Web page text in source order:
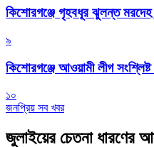
কিশোরগঞ্জে গৃহবধূর ঝুলন্ত মরদেহ
৯
কিশোরগঞ্জে আওয়ামী লীগ
১০
জনপ্রিয় সব খবর
জুলাইয়ের চেতনা ধারণের